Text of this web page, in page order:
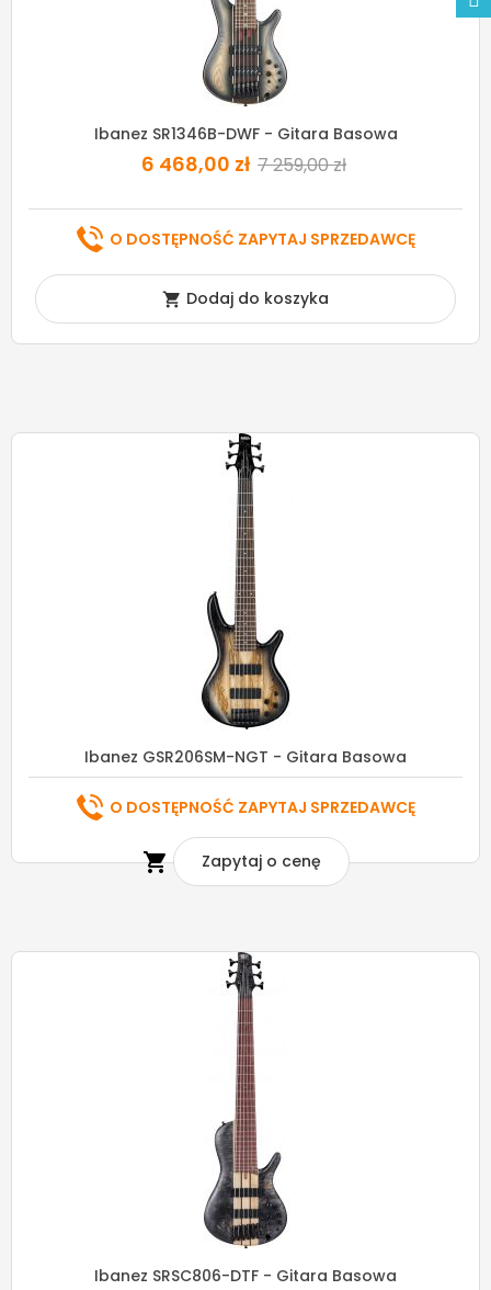
Ibanez SR1346B-DWF - Gitara Basowa
6 468,00 zł 7 259,00 zł
O DOSTĘPNOŚĆ ZAPYTAJ SPRZEDAWCĘ
 Dodaj do koszyka
Ibanez GSR206SM-NGT - Gitara Basowa
O DOSTĘPNOŚĆ ZAPYTAJ SPRZEDAWCĘ
 Zapytaj o cenę
Ibanez SRSC806-DTF - Gitara Basowa